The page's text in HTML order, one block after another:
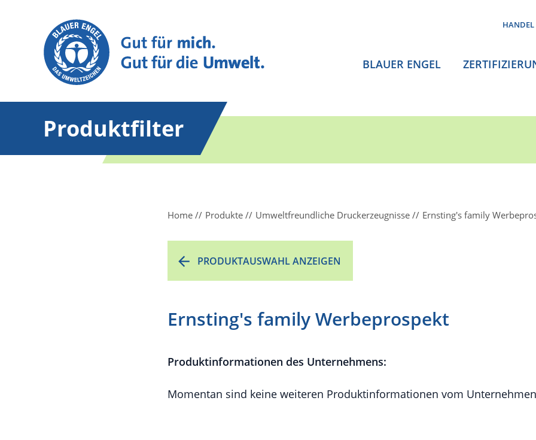
HANDEL
BLAUER ENGEL
Produktfilter
Home Produkte Umweltfreundliche Druckerzeugnisse Ernsting's family
PRODUKTAUSWAHL ANZEIGEN
Ernsting's family Werbeprospekt
Produktinformationen des Unternehmens:
Momentan sind keine weiteren Produktinformationen vom